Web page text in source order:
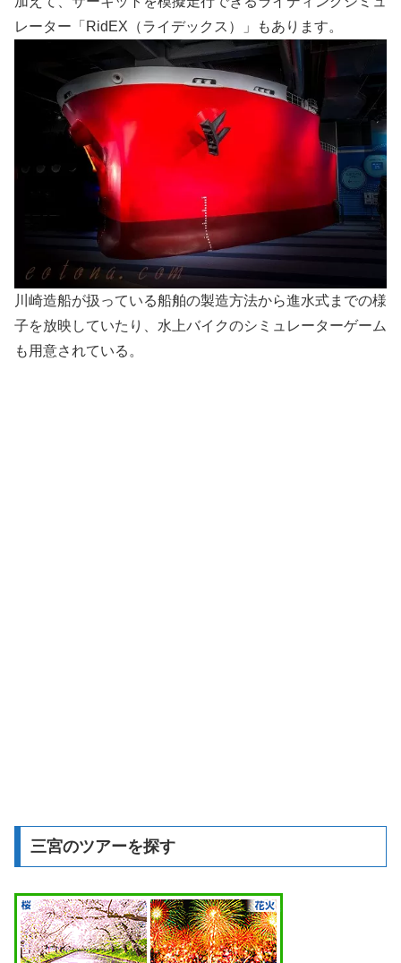
レーター「RidEX（ライデックス）」もあります。
川崎造船が扱っている船舶の製造方法から進水式までの様
子を放映していたり、水上バイクのシミュレーターゲーム
も用意されている。
三宮のツアーを探す